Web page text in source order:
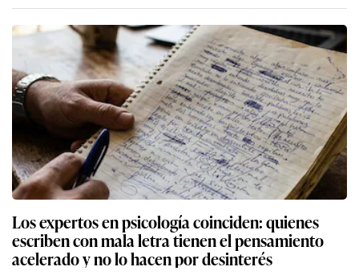
Los expertos en psicología coinciden: quienes
escriben con mala letra tienen el pensamiento
acelerado y no lo hacen por desinterés